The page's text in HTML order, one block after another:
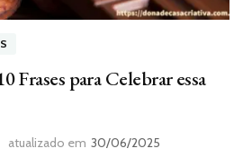
Frases para Celebrar essa
atualizado em 30/06/2025